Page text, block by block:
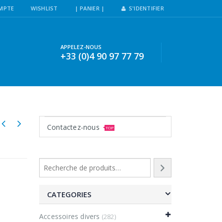
WISHLIST | PANIER | S'IDENTIFIER
APPELEZ-NOUS
+33 (0)4 90 97 77 79
Contactez-nous TOP
CATEGORIES
Accessoires divers (282)